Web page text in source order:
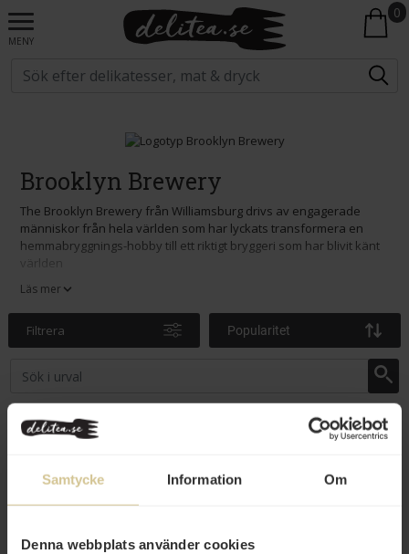
Samtycke Information Om
Denna webbplats använder cookies
MENY
0
Brooklyn Brewery
The Brooklyn Brewery från Williamsburg drivs av engagerade
människor från hela världen som har lyckats transformera en
hemmabryggnings-hobby till ett riktigt bryggeri som har blivit känt
världen
Läs mer
Filtrera Popularitet